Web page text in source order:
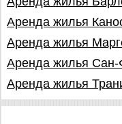
Аренда жилья
Аренда жилья
Аренда жилья
Аренда жилья